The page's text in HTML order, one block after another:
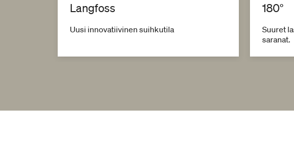
Langfoss
Uusi innovatiivinen suihkutila
180°
Suuret
saranat.